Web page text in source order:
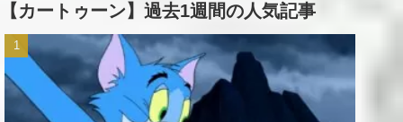
【カートゥーン】過去1週間の人気記事